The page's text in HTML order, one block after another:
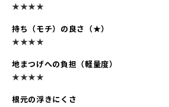
★★★★
持ち（モチ）の良さ（★）
★★★★
地まつげへの負担（軽量度）
★★★★
根元の浮きにくさ